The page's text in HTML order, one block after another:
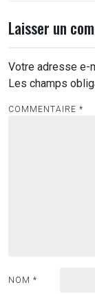
Laisser un
Votre adresse e-
Les champs
COMMENTAIRE *
NOM *